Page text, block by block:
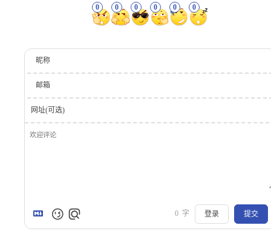
0 0 0 0 0 0
昵称
邮箱
网址(可选)
0 字 登录 提交